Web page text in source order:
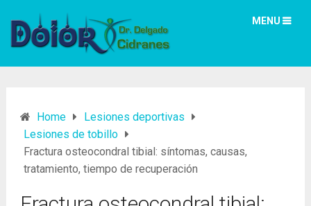
MENU
Home
Lesiones deportivas
Lesiones de tobillo
Fractura osteocondral tibial: síntomas, causas,
tratamiento, tiempo de recuperación